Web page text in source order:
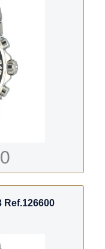
Ref.126600